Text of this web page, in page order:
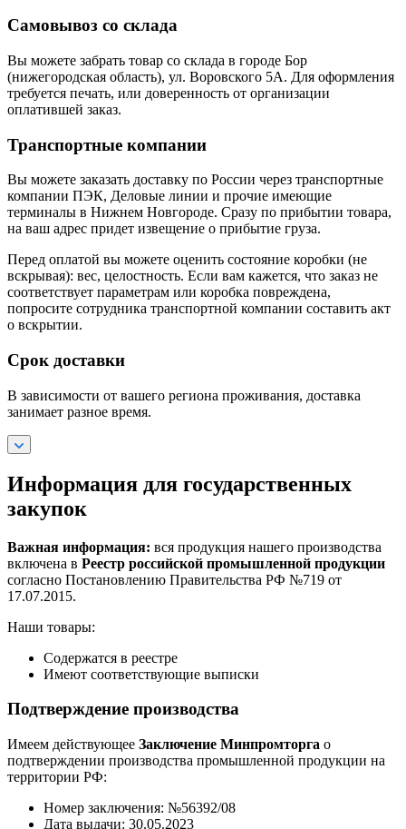
Самовывоз со склада
Вы можете забрать товар со склада в городе Бор
(нижегородская область), ул. Воровского 5А. Для оформления
требуется печать, или доверенность от организации
оплатившей заказ.
Транспортные компании
Вы можете заказать доставку по России через транспортные
компании ПЭК, Деловые линии и прочие имеющие
терминалы в Нижнем Новгороде. Сразу по прибытии товара,
на ваш адрес придет извещение о прибытие груза.
Перед оплатой вы можете оценить состояние коробки (не
вскрывая): вес, целостность. Если вам кажется, что заказ не
соответствует параметрам или коробка повреждена,
попросите сотрудника транспортной компании составить акт
о вскрытии.
Срок доставки
В зависимости от вашего региона проживания, доставка
занимает разное время.
Информация для государственных
закупок
Важная информация: вся продукция нашего производства
включена в Реестр российской промышленной продукции
согласно Постановлению Правительства РФ №719 от
17.07.2015.
Наши товары:
Содержатся в реестре
Имеют соответствующие выписки
Подтверждение производства
Имеем действующее Заключение Минпромторга о
подтверждении производства промышленной продукции на
территории РФ:
Номер заключения: №56392/08
Дата выдачи: 30.05.2023